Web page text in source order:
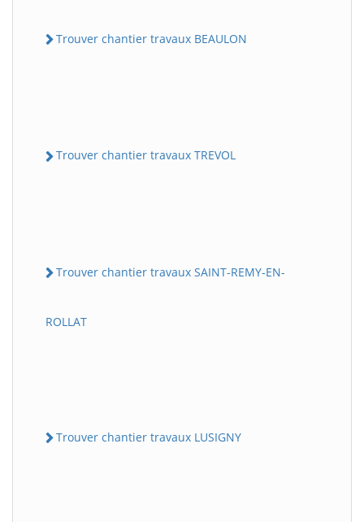
Trouver chantier travaux BEAULON
Trouver chantier travaux TREVOL
Trouver chantier travaux SAINT-REMY-EN-
ROLLAT
Trouver chantier travaux LUSIGNY